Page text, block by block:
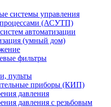
системы управления
процессами (АСУТП)
автоматизации
(умный дом)
фильтры
пульты
приборы (КИП)
давления
давления с резьбовым